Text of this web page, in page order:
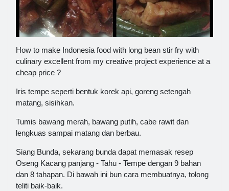
How to make Indonesia food with long bean stir fry with
culinary excellent from my creative project experience at a
cheap price ?
Iris tempe seperti bentuk korek api, goreng setengah
matang, sisihkan.
Tumis bawang merah, bawang putih, cabe rawit dan
lengkuas sampai matang dan berbau.
Siang Bunda, sekarang bunda dapat memasak resep
Oseng Kacang panjang - Tahu - Tempe dengan 9 bahan
dan 8 tahapan. Di bawah ini bun cara membuatnya, tolong
teliti baik-baik.